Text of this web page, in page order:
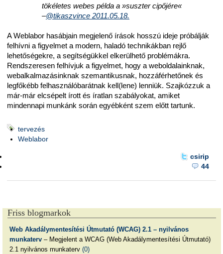
tökéletes webes példa a »suszter cipőjére«
–@tikaszvince 2011.05.18.
A Weblabor hasábjain megjelenő írások hosszú ideje próbálják
felhívni a figyelmet a modern, haladó technikákban rejlő
lehetőségekre, a segítségükkel elkerülhető problémákra.
Rendszeresen felhívjuk a figyelmet, hogy a weboldalainknak,
webalkalmazásinknak szemantikusnak, hozzáférhetőnek és
legfőkébb felhasználóbarátnak kell(lene) lenniük. Szajkózzuk a
már-már elcsépelt írott és íratlan szabályokat, amiket
mindennapi munkánk során egyébként szem előtt tartunk.
tervezés
Weblabor
csirip
44
Friss blogmarkok
Web Akadálymentesítési Útmutató (WCAG) 2.1 – nyilvános
munkaterv– Megjelent a WCAG (Web Akadálymentesítési Útmutató)
2.1 nyilvános munkaterv (0)